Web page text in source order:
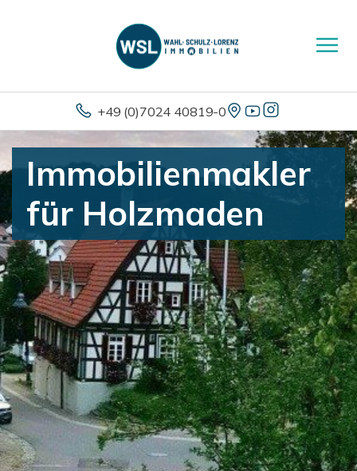
+49 (0)7024 40819-0
Immobilienmakler
für Holzmaden